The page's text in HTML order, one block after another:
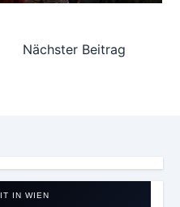
Nächster Beitrag
IN WIEN